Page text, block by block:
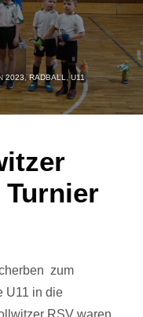
2023,RADBALL,U11
Turnier
zum
U11 in die